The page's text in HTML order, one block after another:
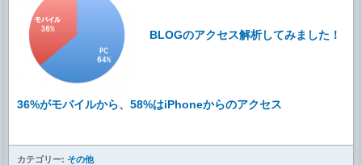
BLOGのアクセス解析してみました！
36%がモバイルから、58%はiPhoneからのアクセス
カテゴリー: その他